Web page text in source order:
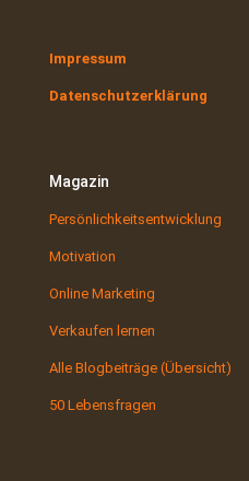
Impressum
Datenschutzerklärung
Magazin
Persönlichkeitsentwicklung
Motivation
Online Marketing
Verkaufen lernen
Alle Blogbeiträge (Übersicht)
50 Lebensfragen